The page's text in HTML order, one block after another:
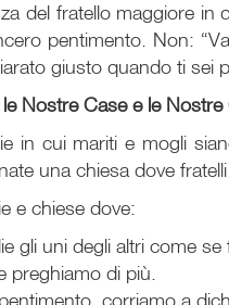
del fratello maggiore in
pentimento. Non:
giusto quando ti sei
Nostre Case e le Nostre
in cui mariti e mogli
una chiesa dove
e chiese dove:
gli uni degli altri come se
preghiamo di più.
corriamo a